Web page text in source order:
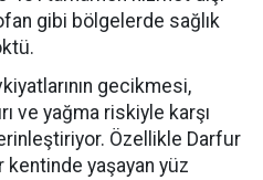
gibi bölgelerde sağlık
gecikmesi,
ve yağma riskiyle karşı
Özellikle Darfur
kentinde yaşayan yüz